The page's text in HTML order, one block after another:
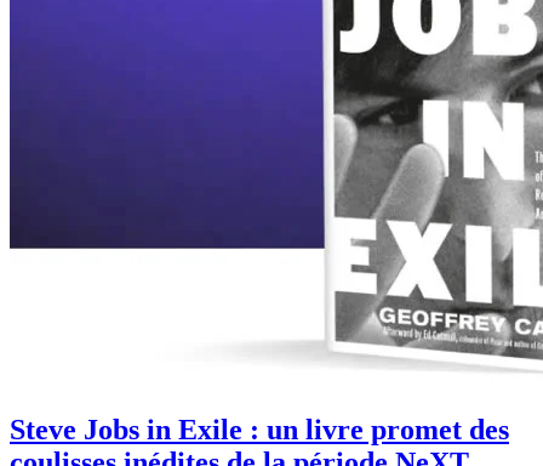
Steve Jobs in Exile : un livre promet des